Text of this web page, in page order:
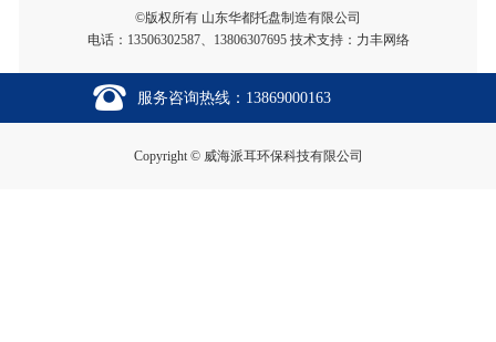
©版权所有 山东华都托盘制造有限公司
电话： 13506302587、 13806307695技术支持： 力丰网络
服务咨询热线： 13869000163
Copyright © 威海派耳环保科技有限公司